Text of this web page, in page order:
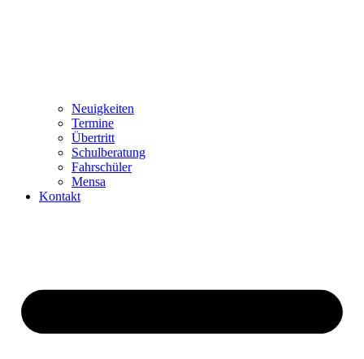
Neuigkeiten
Termine
Übertritt
Schulberatung
Fahrschüler
Mensa
Kontakt